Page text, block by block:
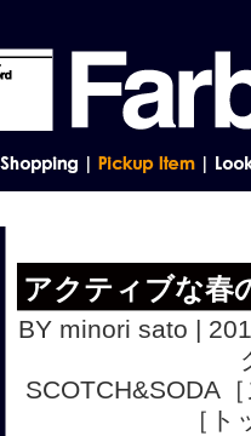
アクティブな春
BY minori sato |
SCOTCH&SODA
［